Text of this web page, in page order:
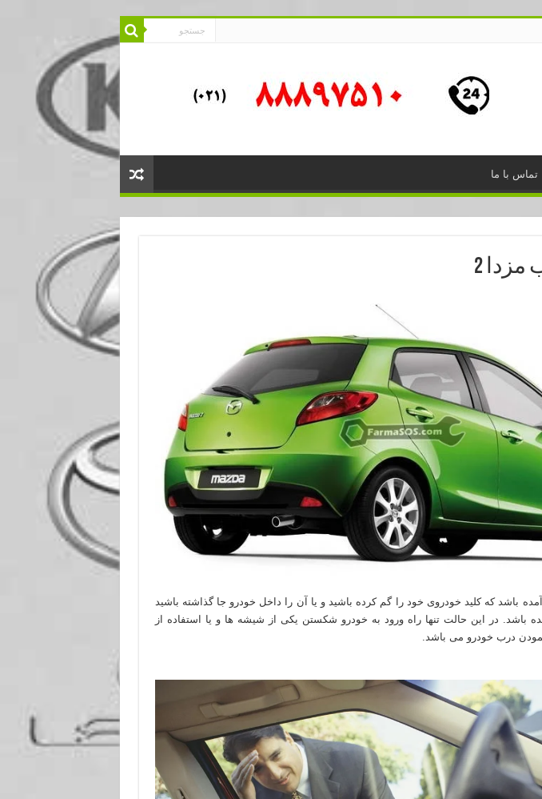
تماس با ما
مزدا 2
باشد که کلید خودروی خود را گم کرده باشید و یا آن را داخل خودرو جا گذاشته باشید
باشد. در این حالت تنها راه ورود به خودرو شکستن یکی از شیشه ها و یا استفاده از
درب خودرو می باشد.